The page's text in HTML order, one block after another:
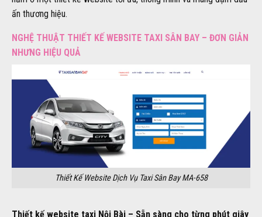
ấn thương hiệu.
NGHỆ THUẬT THIẾT KẾ WEBSITE TAXI SÂN BAY – ĐƠN GIẢN
NHƯNG HIỆU QUẢ
Thiết Kế Website Dịch Vụ Taxi Sân Bay MA-658
Thiết kế website taxi Nội Bài – Sẵn sàng cho từng phút giây